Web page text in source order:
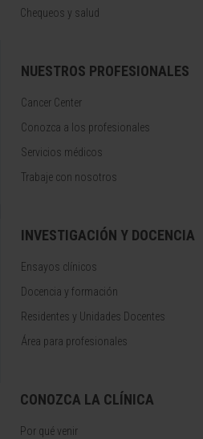
Chequeos y salud
NUESTROS PROFESIONALES
Cancer Center
Conozca a los profesionales
Servicios médicos
Trabaje con nosotros
INVESTIGACIÓN Y DOCENCIA
Ensayos clínicos
Docencia y formación
Residentes y Unidades Docentes
Área para profesionales
CONOZCA LA CLÍNICA
Por qué venir